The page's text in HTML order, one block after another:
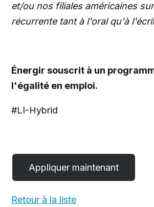
et/ou nos filiales américaines
récurrente tant à l'oral qu'à
Énergir souscrit à un
l'égalité en emploi.
#LI-Hybrid
Retour à la liste